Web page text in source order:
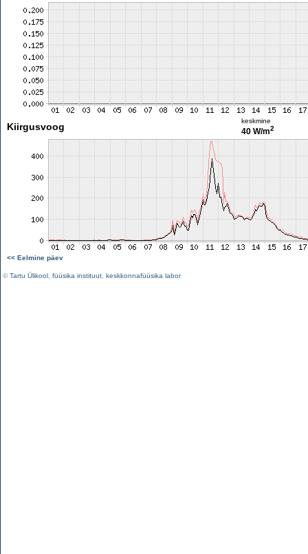
Kiirgusvoog
keskmine
40 W/m2
<< Eelmine päev
©Tartu Ülikool füüsika instituut keskkonnafüüsika labor